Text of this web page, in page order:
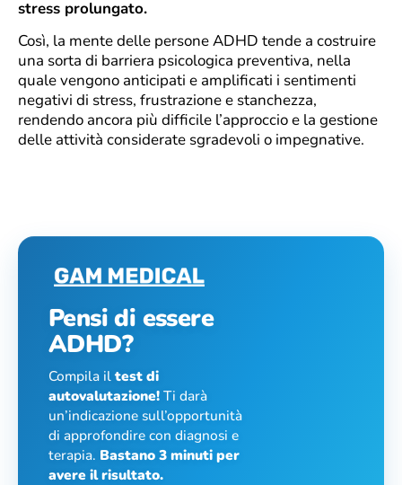
stress prolungato.
Così, la mente delle persone ADHD tende a costruire
una sorta di barriera psicologica preventiva, nella
quale vengono anticipati e amplificati i sentimenti
negativi di stress, frustrazione e stanchezza,
rendendo ancora più difficile l’approccio e la gestione
delle attività considerate sgradevoli o impegnative.
Pensi di essere
ADHD?
Compila iltest di
autovalutazione!Ti darà
un’indicazione sull’opportunità
di approfondire con diagnosi e
terapia. Bastano 3 minuti per
avere il risultato.